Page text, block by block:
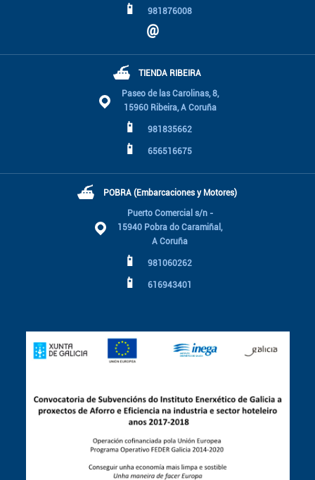
📱 981876008
@
⛴ TIENDA RIBEIRA
Paseo de las Carolinas, 8,
15960 Ribeira, A Coruña
📱 981835662
📱 656516675
⛴ POBRA (Embarcaciones y Motores)
Puerto Comercial s/n -
15940 Pobra do Caramiñal,
A Coruña
📱 981060262
📱 616943401